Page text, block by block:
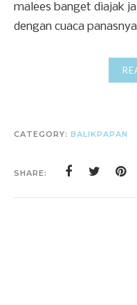
malees banget diajak
dengan cuaca
CATEGORY: BALIKPAPAN
SHARE: